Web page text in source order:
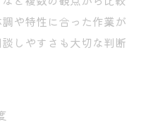
や特性に合った作業が
しやすさも大切な判断